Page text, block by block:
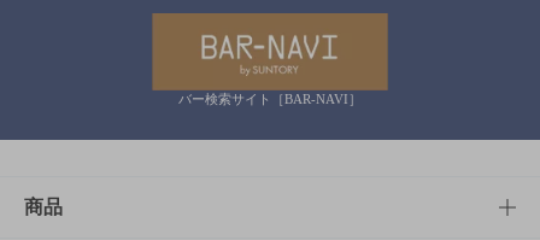
バー検索サイト［BAR-NAVI］
商品